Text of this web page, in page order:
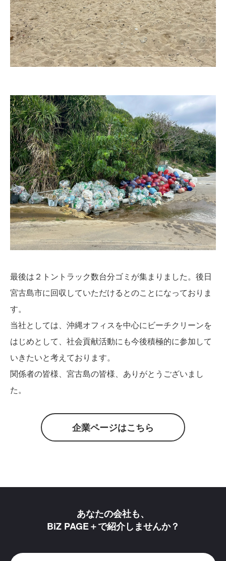
最後は２トントラック数台分ゴミが集まりました。後日
宮古島市に回収していただけるとのことになっておりま
す。
当社としては、沖縄オフィスを中心にビーチクリーンを
はじめとして、社会貢献活動にも今後積極的に参加して
いきたいと考えております。
関係者の皆様、宮古島の皆様、ありがとうございまし
た。
企業ページはこちら
あなたの会社も、
BiZ PAGE＋で紹介しませんか？